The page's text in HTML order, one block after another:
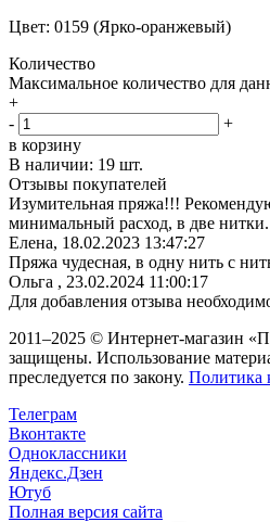
Цвет: 0159 (Ярко-оранжевый)
Количество
Максимальное количество для
+
-
+
в корзину
В наличии: 19 шт.
Отзывы покупателей
Изумительная пряжа!!!
минимальный расход, в две нитки.
Елена, 18.02.2023 13:47:27
Пряжа чудесная, в одну нить с
Ольга , 23.02.2024 11:00:17
Для добавления отзыва
2011–2025 © Интернет-магазин
защищены. Использование
преследуется по закону. Политика
Телеграм
Вконтакте
Одноклассники
Яндекс.Дзен
Ютуб
Полная версия сайта